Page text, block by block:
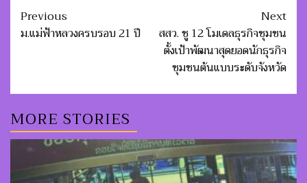
Post
navigation
Previous
ม.แม่ฟ้าหลวงครบรอบ 21 ปี
Next
สสว. ชู 12 โมเดลธุรกิจชุมชน
ตั้งเป้าพัฒนาสุดยอดนักธุรกิจ
ชุมชนต้นแบบระดับจังหวัด
MORE STORIES